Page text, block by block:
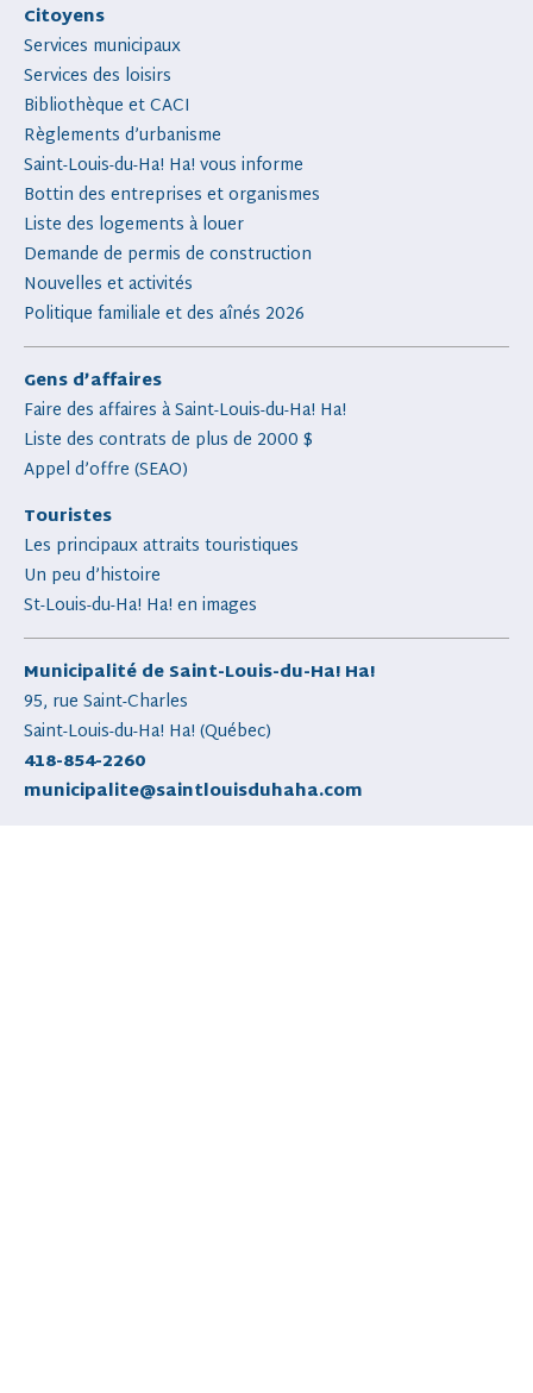
Citoyens
Services municipaux
Services des loisirs
Bibliothèque et CACI
Règlements d’urbanisme
Saint-Louis-du-Ha! Ha! vous informe
Bottin des entreprises et organismes
Liste des logements à louer
Demande de permis de construction
Nouvelles et activités
Politique familiale et des aînés 2026
Gens d’affaires
Faire des affaires à Saint-Louis-du-Ha! Ha!
Liste des contrats de plus de 2000 $
Appel d’offre (SEAO)
Touristes
Les principaux attraits touristiques
Un peu d’histoire
St-Louis-du-Ha! Ha! en images
Municipalité de Saint-Louis-du-Ha! Ha!
95, rue Saint-Charles
Saint-Louis-du-Ha! Ha! (Québec)
418-854-2260
municipalite@saintlouisduhaha.com